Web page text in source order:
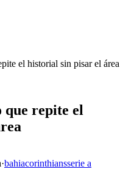
el historial sin pisar el área
repite el
·bahiacorinthiansserie a